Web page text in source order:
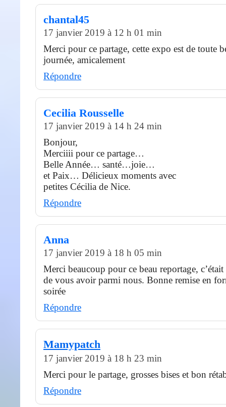
chantal45
17 janvier 2019 à 12 h 01 min
Merci pour ce partage, cette expo est de toute
journée, amicalement
Répondre
Cecilia Rousselle
17 janvier 2019 à 14 h 24 min
Bonjour,
Merciiii pour ce partage…
Belle Année… santé…joie…
et Paix… Délicieux moments avec
petites Cécilia de Nice.
Répondre
Anna
17 janvier 2019 à 18 h 05 min
Merci beaucoup pour ce beau reportage,
de vous avoir parmi nous. Bonne remise en
soirée
Répondre
Mamypatch
17 janvier 2019 à 18 h 23 min
Merci pour le partage, grosses bises et bon
Répondre